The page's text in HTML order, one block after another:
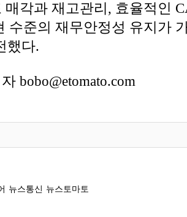
매각과 재고관리, 효율적인
수준의 재무안정성 유지가
했다.
bobo@etomato.com
뉴스통신 뉴스토마토